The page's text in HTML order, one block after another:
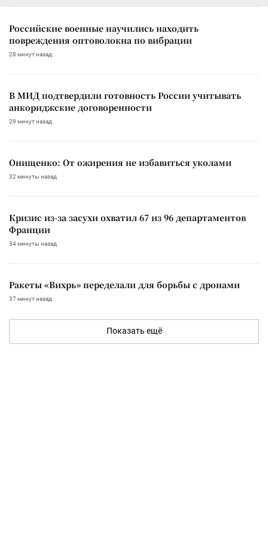
Российские военные научились находить
повреждения оптоволокна по вибрации
28 минут назад
В МИД подтвердили готовность России учитывать
анкориджские договоренности
29 минут назад
Онищенко: От ожирения не избавиться уколами
32 минуты назад
Кризис из-за засухи охватил 67 из 96 департаментов
Франции
34 минуты назад
Ракеты «Вихрь» переделали для борьбы с дронами
37 минут назад
Показать ещё